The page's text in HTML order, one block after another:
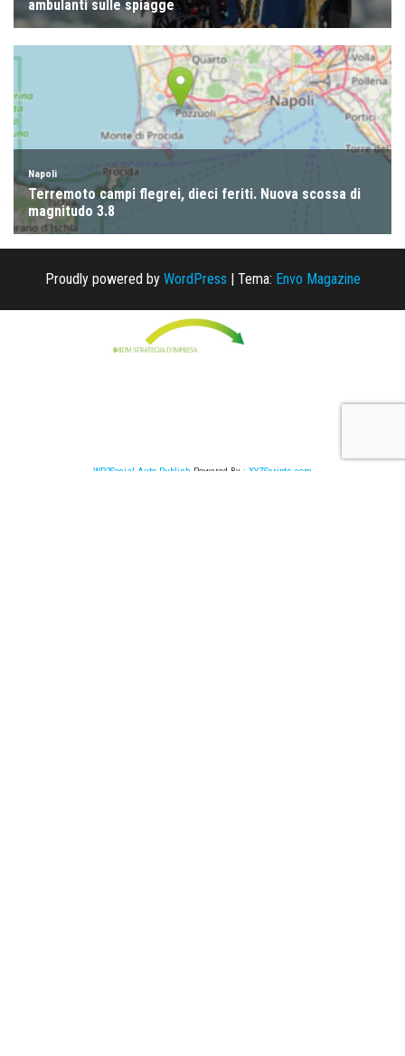
Proudly powered by WordPress | Tema: Envo Magazine
WP2Social Auto Publish Powered By : XYZScripts.com